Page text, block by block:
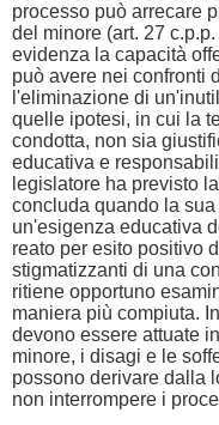
processo può arrecare
del minore (art. 27
evidenza la capacità
può avere nei confronti
l'eliminazione di
quelle ipotesi, in cui la
condotta, non sia
educativa e
legislatore ha previsto
concluda quando la
un'esigenza educativa
reato per esito positivo
stigmatizzanti di una
ritiene opportuno
maniera più compiuta.
devono essere attuate
minore, i disagi e le
possono derivare dalla
non interrompere i